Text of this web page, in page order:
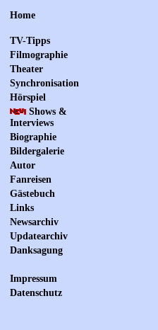
Home
TV-Tipps
Filmographie
Theater
Synchronisation
Hörspiel
Shows &
Interviews
Biographie
Bildergalerie
Autor
Fanreisen
Gästebuch
Links
Newsarchiv
Updatearchiv
Danksagung
Impressum
Datenschutz